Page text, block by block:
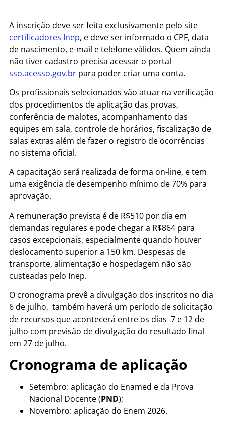
A inscrição deve ser feita exclusivamente pelo site
certificadores Inep, e deve ser informado o CPF, data
de nascimento, e-mail e telefone válidos. Quem ainda
não tiver cadastro precisa acessar o portal
sso.acesso.gov.br para poder criar uma conta.
Os profissionais selecionados vão atuar na verificação
dos procedimentos de aplicação das provas,
conferência de malotes, acompanhamento das
equipes em sala, controle de horários, fiscalização de
salas extras além de fazer o registro de ocorrências
no sistema oficial.
A capacitação será realizada de forma on-line, e tem
uma exigência de desempenho mínimo de 70% para
aprovação.
A remuneração prevista é de R$510 por dia em
demandas regulares e pode chegar a R$864 para
casos excepcionais, especialmente quando houver
deslocamento superior a 150 km. Despesas de
transporte, alimentação e hospedagem não são
custeadas pelo Inep.
O cronograma prevê a divulgação dos inscritos no dia
6 de julho, também haverá um período de solicitação
de recursos que acontecerá entre os dias 7 e 12 de
julho com previsão de divulgação do resultado final
em 27 de julho.
Cronograma de aplicação
Setembro: aplicação do Enamed e da Prova
Nacional Docente (PND);
Novembro: aplicação do Enem 2026.